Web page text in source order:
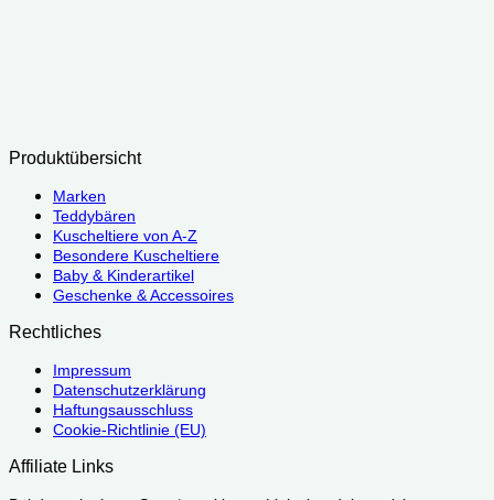
Produktübersicht
Marken
Teddybären
Kuscheltiere von A-Z
Besondere Kuscheltiere
Baby & Kinderartikel
Geschenke & Accessoires
Rechtliches
Impressum
Datenschutzerklärung
Haftungsausschluss
Cookie-Richtlinie (EU)
Affiliate Links